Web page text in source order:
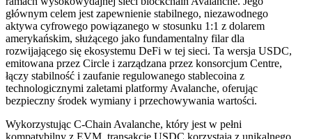
głównym celem jest zapewnienie stabilnego, niezawodnego
aktywa cyfrowego powiązanego w stosunku 1:1 z dolarem
amerykańskim, służącego jako fundamentalny filar dla
rozwijającego się ekosystemu DeFi w tej sieci. Ta wersja USDC,
emitowana przez Circle i zarządzana przez konsorcjum Centre,
łączy stabilność i zaufanie regulowanego stablecoina z
technologicznymi zaletami platformy Avalanche, oferując
bezpieczny środek wymiany i przechowywania wartości.
Wykorzystując C-Chain Avalanche, który jest w pełni
kompatybilny z EVM, transakcje USDC korzystają z unikalnego